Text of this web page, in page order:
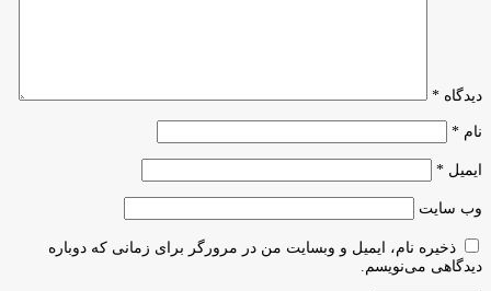
دیدگاه *
نام *
ایمیل *
وب‌ سایت
ذخیره نام، ایمیل و وبسایت من در مرورگر برای زمانی که دوباره
دیدگاهی می‌نویسم.